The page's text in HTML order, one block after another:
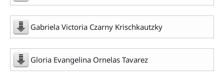
Gabriela Victoria Czarny Krischkautzky
Gloria Evangelina Ornelas Tavarez